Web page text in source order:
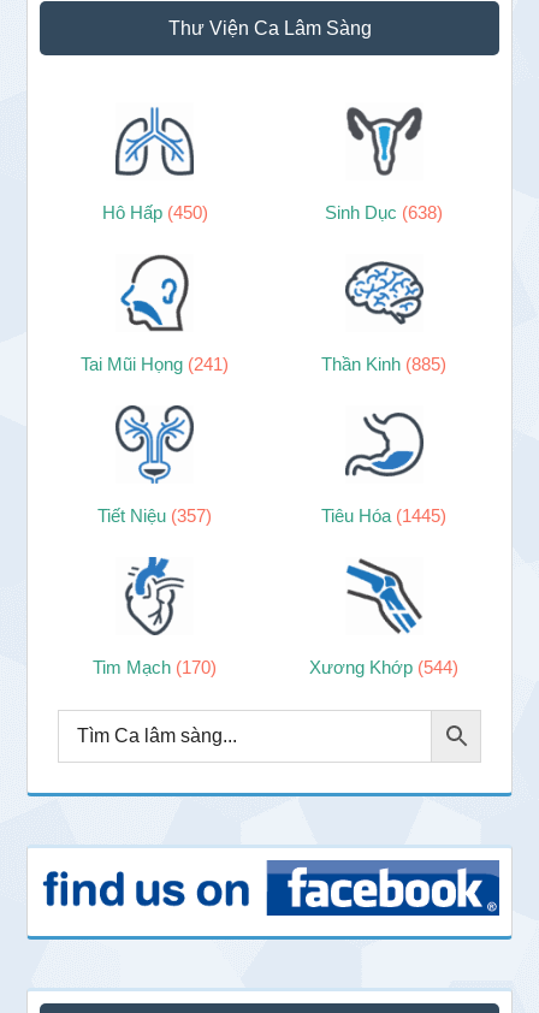
Thư Viện Ca Lâm Sàng
Hô Hấp (450) Sinh Dục (638)
Tai Mũi Họng (241) Thần Kinh (885)
Tiết Niệu (357) Tiêu Hóa (1445)
Tim Mạch (170) Xương Khớp (544)